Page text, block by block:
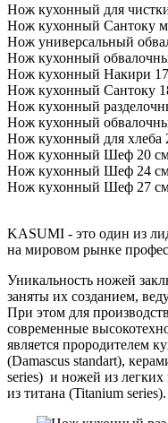
Нож кухонный для
Нож кухонный Сантоку
Нож универсальный
Нож кухонный
Нож кухонный Накири
Нож кухонный Сантоку
Нож кухонный
Нож кухонный
Нож кухонный для
Нож кухонный Шеф 20
Нож кухонный Шеф 24
Нож кухонный Шеф 27
KASUMI - это один из
на мировом рынке
Уникальность ножей
заняты их созданием,
При этом для
современные
является прородителем
(Damascus standart),
series) и ножей из легких
из титана (Titanium series).